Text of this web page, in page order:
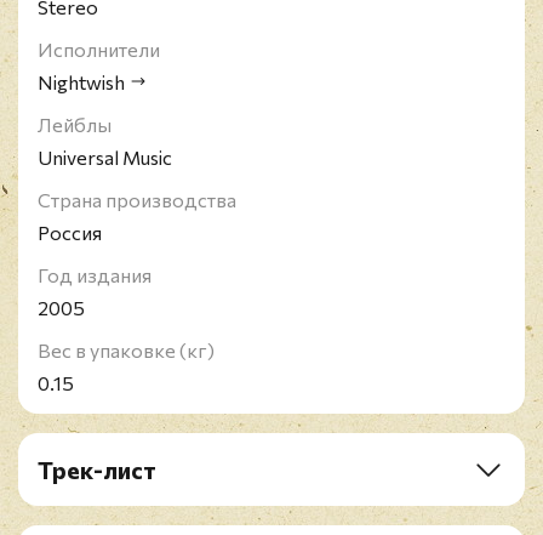
Stereo
Исполнители
Nightwish
Лейблы
Universal Music
Страна производства
Россия
Год издания
2005
Вес в упаковке (кг)
0.15
Трек-лист
1. Wish I Had An Angel
2. Stargazers